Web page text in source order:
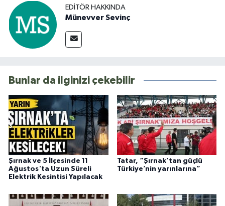
EDITÖR HAKKINDA
Münevver Sevinç
Bunlar da ilginizi çekebilir
Şırnak ve 5 İlçesinde 11
Ağustos'ta Uzun Süreli
Elektrik Kesintisi Yapılacak
Tatar, “Şırnak’tan güçlü
Türkiye’nin yarınlarına”